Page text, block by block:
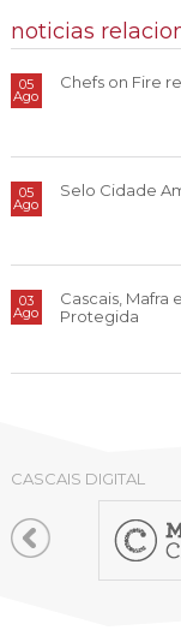
noticias
05
Ago
Chefs on Fire
05
Ago
Selo Cidade
03
Ago
Cascais, Mafra
Protegida
CASCAIS DIGITAL